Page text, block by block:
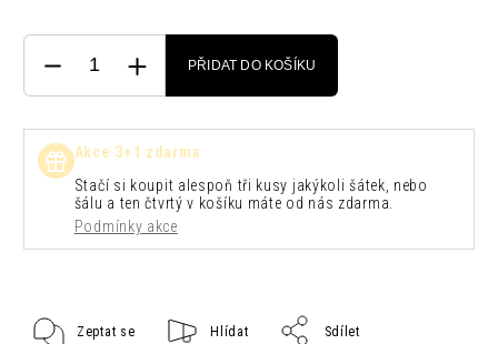
PŘIDAT DO KOŠÍKU
Akce 3+1 zdarma
Stačí si koupit alespoň tři kusy jakýkoli šátek, nebo
šálu a ten čtvrtý v košíku máte od nás zdarma.
Podmínky akce
Zeptat se Hlídat Sdílet